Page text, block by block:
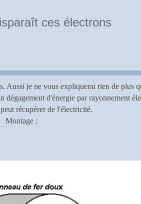
Aussi je ne vous expliquerai rien de plus
d'énergie par rayonnement
récupérer de l'électricité.
Montage :
ces électrons